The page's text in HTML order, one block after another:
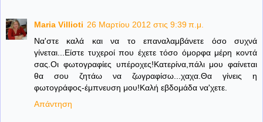
Maria Villioti 26 Μαρτίου 2012 στις 9:39 π.μ.
Να'στε καλά και να το επαναλαμβάνετε όσο συχνά
γίνεται...Είστε τυχεροί που έχετε τόσο όμορφα μέρη κοντά
σας.Οι φωτογραφίες υπέροχες!Κατερίνα,πάλι μου φαίνεται
θα σου ζητάω να ζωγραφίσω...χαχα.Θα γίνεις η
φωτογράφος-έμπνευση μου!Καλή εβδομάδα να'χετε.
Απάντηση